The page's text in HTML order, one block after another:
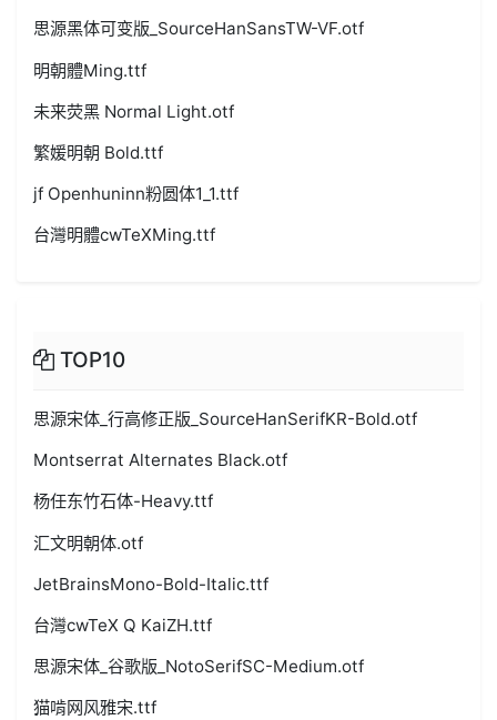
思源黑体可变版_SourceHanSansTW-VF.otf
明朝體Ming.ttf
未来荧黑 Normal Light.otf
繁媛明朝 Bold.ttf
jf Openhuninn粉圆体1_1.ttf
台灣明體cwTeXMing.ttf
TOP10
思源宋体_行高修正版_SourceHanSerifKR-Bold.otf
Montserrat Alternates Black.otf
杨任东竹石体-Heavy.ttf
汇文明朝体.otf
JetBrainsMono-Bold-Italic.ttf
台灣cwTeX Q KaiZH.ttf
思源宋体_谷歌版_NotoSerifSC-Medium.otf
猫啃网风雅宋.ttf